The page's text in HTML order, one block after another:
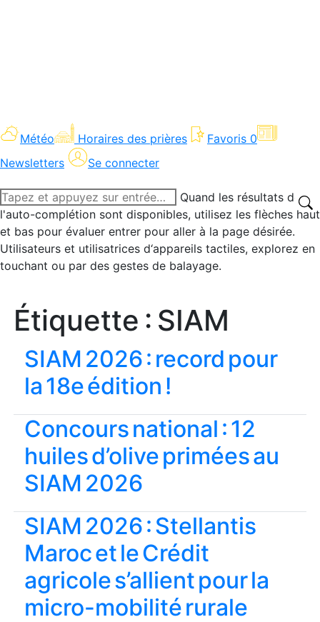
Météo Horaires des prières Favoris 0
Newsletters
Se connecter
Recherche
:
Quand les résultats de
l'auto-complétion sont disponibles, utilisez les flèches haut
et bas pour évaluer entrer pour aller à la page désirée.
Utilisateurs et utilisatrices d‘appareils tactiles, explorez en
touchant ou par des gestes de balayage.
Étiquette : SIAM
SIAM 2026 : record pour
la 18e édition !
Concours national : 12
huiles d’olive primées au
SIAM 2026
SIAM 2026 : Stellantis
Maroc et le Crédit
agricole s’allient pour la
micro-mobilité rurale